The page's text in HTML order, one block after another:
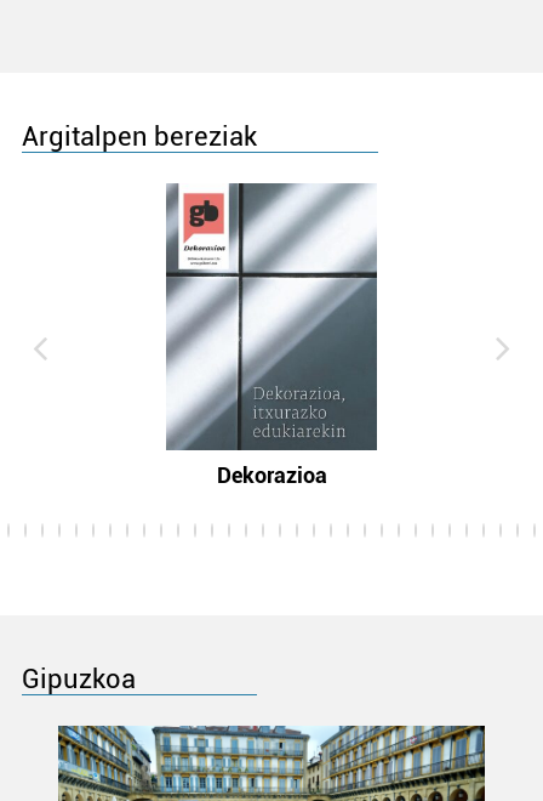
Argitalpen bereziak
Dekorazioa
Gipuzkoa